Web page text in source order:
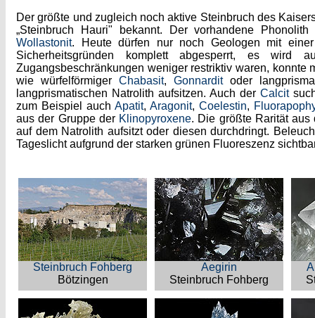
Der größte und zugleich noch aktive Steinbruch des
„Steinbruch Hauri" bekannt. Der vorhandene
Wollastonit. Heute dürfen nur noch Geologen mit
Sicherheitsgründen komplett abgesperrt, es
Zugangsbeschränkungen weniger restriktiv waren,
wie würfelförmiger Chabasit, Gonnarditoder
langprismatischen Natrolith aufsitzen. Auch derCalcit
zum Beispiel auch Apatit, Aragonit, Coelestin,
aus der Gruppe der Klinopyroxene. Die größte Rarität
auf dem Natrolith aufsitzt oder diesen durchdringt.
Tageslicht aufgrund der starken grünen Fluoreszenz
Steinbruch Fohberg
Bötzingen
Aegirin
Steinbruch Fohberg